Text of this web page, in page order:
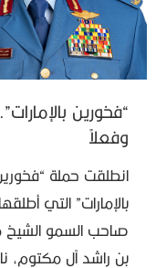
“فخورين
وفعلاً
انطلقت حملة
بالإمارات” التي
صاحب السمو الشيخ
بن راشد آل مكتوم،